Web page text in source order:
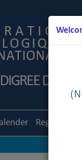
Reglemente